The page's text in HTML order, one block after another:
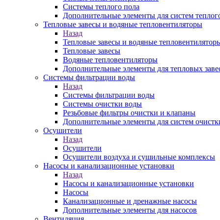
Системы теплого пола
Дополнительные элементы для систем
Тепловые завесы и водяные тепловентиляторы
Назад
Тепловые завесы и водяные
Тепловые завесы
Водяные тепловентиляторы
Дополнительные элементы для тепловых
Системы фильтрации воды
Назад
Системы фильтрации воды
Системы очистки воды
Резьбовые фильтры очистки и клапаны
Дополнительные элементы для систем
Осушители
Назад
Осушители
Осушители воздуха и сушильные комплексы
Насосы и канализационные установки
Назад
Насосы и канализационные установки
Насосы
Канализационные и дренажные насосы
Дополнительные элементы для насосов